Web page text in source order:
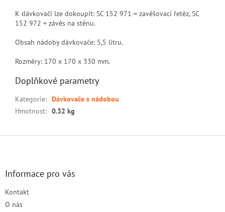
K dávkovači lze dokoupit: SC 152 971 = zavěšovací řetěz, SC
152 972 = závěs na stěnu.
Obsah nádoby dávkovače: 5,5 litru.
Rozměry: 170 x 170 x 330 mm.
Doplňkové parametry
Kategorie: Dávkovače s nádobou
Hmotnost: 0.32 kg
Informace pro vás
Kontakt
O nás